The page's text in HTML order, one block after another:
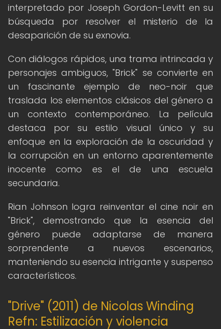
interpretado por Joseph Gordon-Levitt en su
búsqueda por resolver el misterio de la
desaparición de su exnovia.
Con diálogos rápidos, una trama intrincada y
personajes ambiguos, "Brick" se convierte en
un fascinante ejemplo de neo-noir que
traslada los elementos clásicos del género a
un contexto contemporáneo. La película
destaca por su estilo visual único y su
enfoque en la exploración de la oscuridad y
la corrupción en un entorno aparentemente
inocente como es el de una escuela
secundaria.
Rian Johnson logra reinventar el cine noir en
"Brick", demostrando que la esencia del
género puede adaptarse de manera
sorprendente a nuevos escenarios,
manteniendo su esencia intrigante y suspenso
característicos.
"Drive" (2011) de Nicolas Winding
Refn: Estilización y violencia